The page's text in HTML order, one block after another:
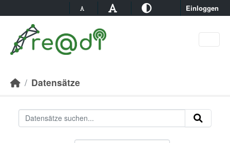
Einloggen
Datensätze